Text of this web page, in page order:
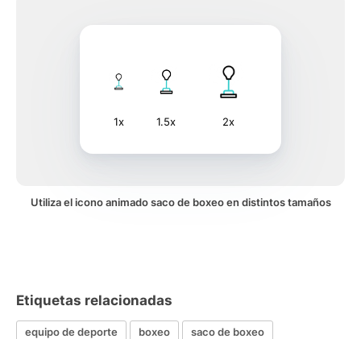
1x 1.5x 2x
Utiliza el icono animado saco de boxeo en distintos tamaños
Etiquetas relacionadas
equipo de deporte boxeo
saco de boxeo